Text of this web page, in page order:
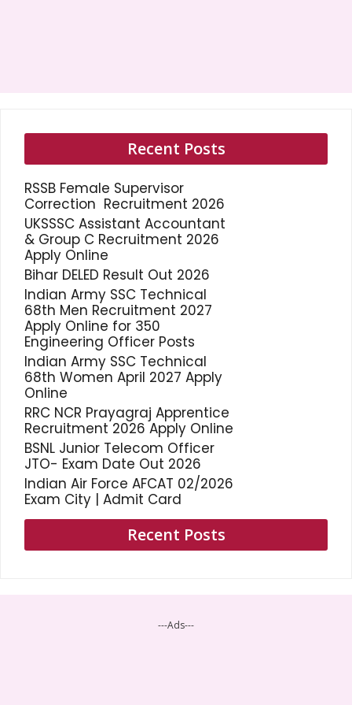
Recent Posts
RSSB Female Supervisor
Correction Recruitment 2026
UKSSSC Assistant Accountant
& Group C Recruitment 2026
Apply Online
Bihar DELED Result Out 2026
Indian Army SSC Technical
68th Men Recruitment 2027
Apply Online for 350
Engineering Officer Posts
Indian Army SSC Technical
68th Women April 2027 Apply
Online
RRC NCR Prayagraj Apprentice
Recruitment 2026 Apply Online
BSNL Junior Telecom Officer
JTO- Exam Date Out 2026
Indian Air Force AFCAT 02/2026
Exam City | Admit Card
Recent Posts
---Ads---